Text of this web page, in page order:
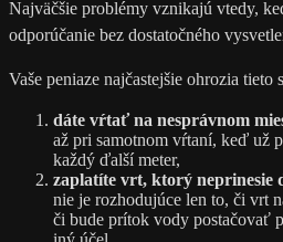
Najväčšie problémy vznikajú vtedy,
odporúčanie bez dostatočného
Vaše peniaze najčastejšie ohrozia tieto
dáte vŕtať na nesprávnom
až pri samotnom vŕtaní, keď už
každý ďalší meter,
zaplatíte vrt, ktorý neprinesie
nie je rozhodujúce len to, či vrt
či bude prítok vody postačovať